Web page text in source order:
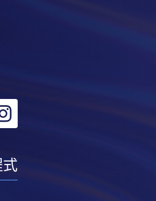
转
instagram
式